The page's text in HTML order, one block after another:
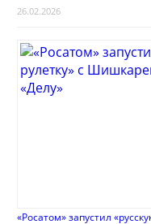
26.02.2026
«Росатом» запустил